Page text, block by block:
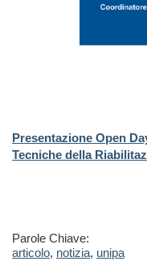
Presentazione Open
Tecniche della
Parole Chiave:
articolo, notizia, unipa